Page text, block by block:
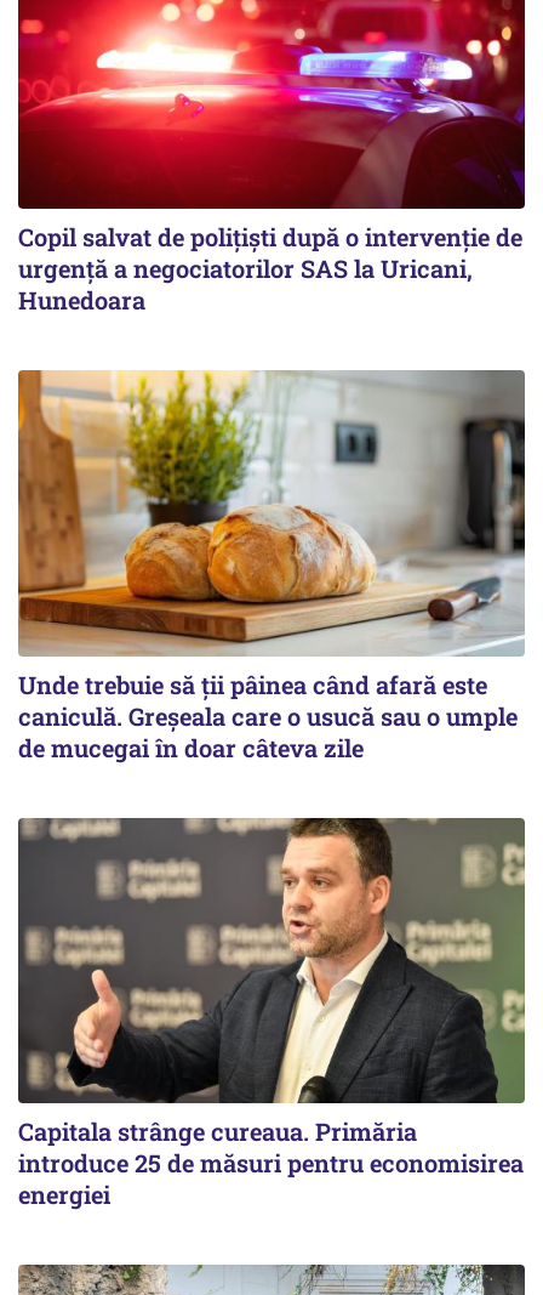
Copil salvat de polițiști după o intervenție de
urgență a negociatorilor SAS la Uricani,
Hunedoara
Unde trebuie să ții pâinea când afară este
caniculă. Greșeala care o usucă sau o umple
de mucegai în doar câteva zile
Capitala strânge cureaua. Primăria
introduce 25 de măsuri pentru economisirea
energiei